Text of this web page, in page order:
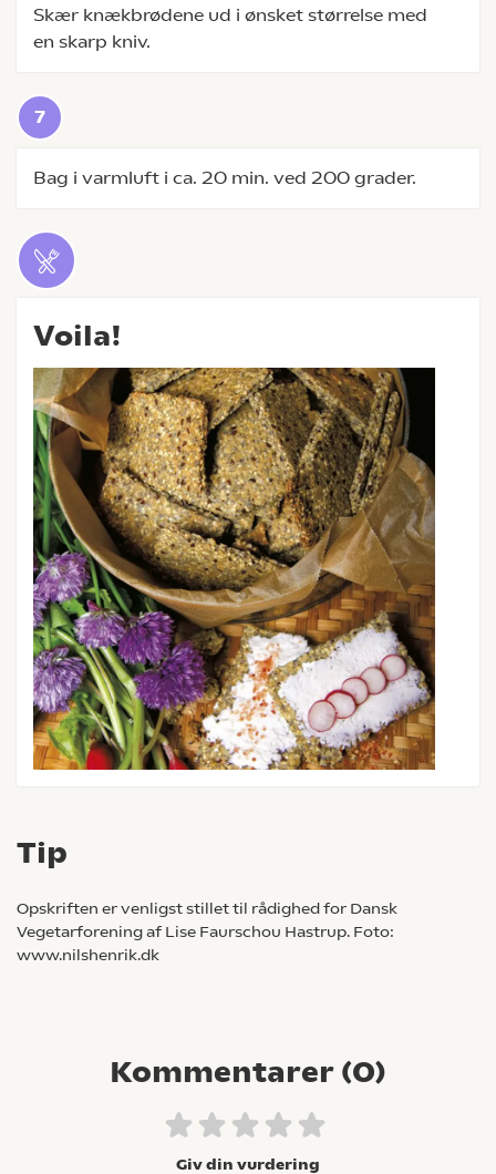
Skær knækbrødene ud i ønsket størrelse med
en skarp kniv.
Bag i varmluft i ca. 20 min. ved 200 grader.
Voila!
Tip
Opskriften er venligst stillet til rådighed for Dansk
Vegetarforening af Lise Faurschou Hastrup. Foto:
www.nilshenrik.dk
Kommentarer (0)
Giv din vurdering